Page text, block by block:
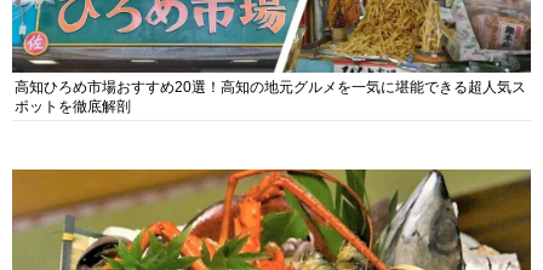
高知ひろめ市場おすすめ20選！高知の地元グルメを一気に堪能できる超人気ス
ポットを徹底解剖